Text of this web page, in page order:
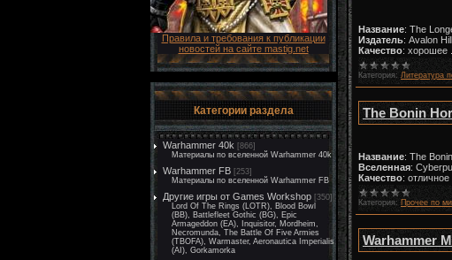
Правила и требования к публикации
новостей на сайте mastig.net
Категории раздела
Warhammer 40k [866]
Материалы по вселенной Warhammer 40k
Warhammer FB [253]
Материалы по вселенной Warhammer FB
Другие игры от Games Workshop [350]
Lord Of The Rings (LOTR), Blood Bowl
(BB), Battlefleet Gothic (BG), Epic
Armageddon (EA), Inquisitor, Mordheim,
Necromunda, The Battle Of Five Armies
(TBOFA), Warmaster, Aeronautica Imperialis
(AI), Gorkamorka
Название: The
Издатель: Avalon
Качество: хорошее
Категория: Литература
The Bonin
Название: The
Вселенная:
Качество: отличное
Категория: Прочее по
Warhammer